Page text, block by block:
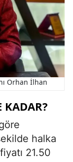
Orhan İlhan
KADAR?
halka
21.50